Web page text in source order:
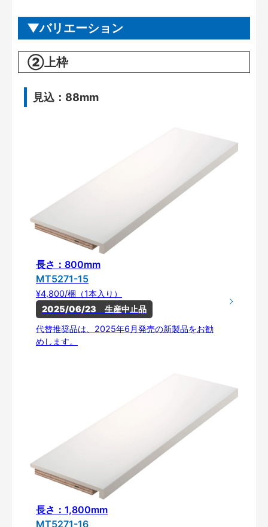
バリエーション
②上枠
見込：88mm
長さ：800mm
MT5271-15
¥4,800/梱（1本入り）
2025/06/23　生産中止品
代替推奨品は、2025年6月発売の新製品をお勧
めします。
長さ：1,800mm
MT5271-16